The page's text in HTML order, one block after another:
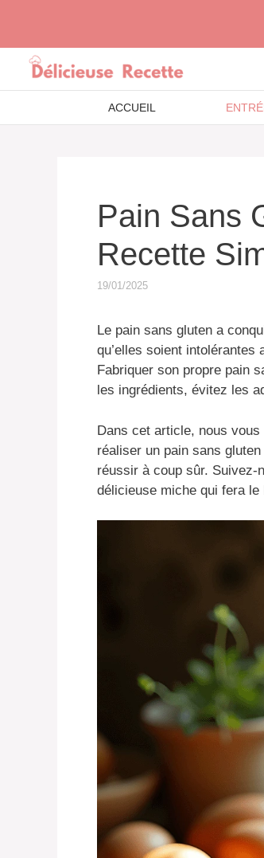
contenu
ACCUEIL
Pain Sans
Recette
19/01/2025
Le pain sans gluten a
qu’elles soient intolérantes
Fabriquer son propre pain
les ingrédients, évitez les
Dans cet article, nous
réaliser un pain sans
réussir à coup sûr. Suivez-
délicieuse miche qui fera